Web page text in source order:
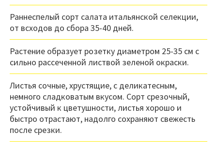
Раннеспелый сорт салата итальянской селекции,
от всходов до сбора 35-40 дней.
Растение образует розетку диаметром 25-35 см с
сильно рассеченной листвой зеленой окраски.
Листья сочные, хрустящие, с деликатесным,
немного сладковатым вкусом. Сорт срезочный,
устойчивый к цветушности, листья хорошо и
быстро отрастают, надолго сохраняют свежесть
после срезки.